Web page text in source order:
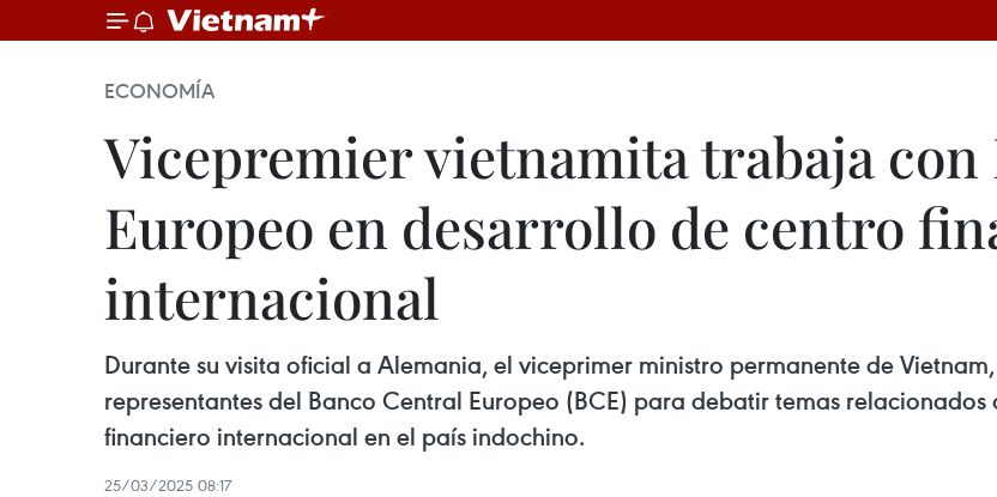
ECONOMÍA
Vicepremier vietnamita trabaja con
Europeo en desarrollo de centro
internacional
Durante su visita oficial a Alemania, el viceprimer ministro permanente de
representantes del Banco Central Europeo (BCE) para debatir temas
financiero internacional en el país indochino.
25/03/2025 08:17